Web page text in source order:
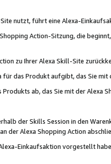
nutzt, führt eine Alexa-
Action-Sitzung, die
zu Ihrer Alexa Skill-Site
das Produkt aufgibt, das Sie mit
Produkts ab, das Sie mit der Alexa
der Skills Session in den
der Alexa Shopping Action
Einkaufsaktion vorgestellt